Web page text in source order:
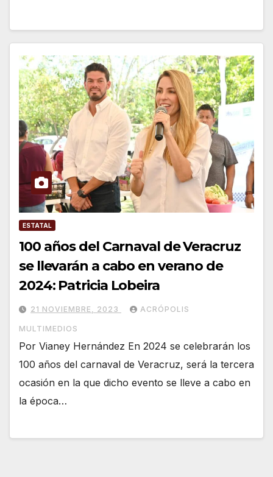
ESTATAL
100 años del Carnaval de Veracruz
se llevarán a cabo en verano de
2024: Patricia Lobeira
21 NOVIEMBRE, 2023 ACRÓPOLIS
MULTIMEDIOS
Por Vianey Hernández En 2024 se celebrarán los
100 años del carnaval de Veracruz, será la tercera
ocasión en la que dicho evento se lleve a cabo en
la época…